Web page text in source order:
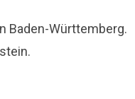
Baden-Württemberg.